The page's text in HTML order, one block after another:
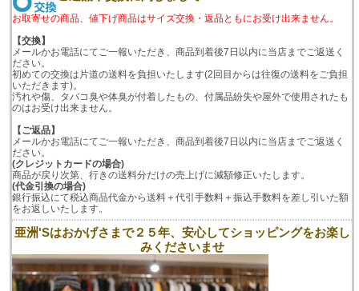
お取寄せの商品、値下げ商品はサイズ交換・返品ともにお受け出来ません。
【交換】
メールかお電話にてご一報いただき、商品到着後7日以内に当店までご返送く
ださい。
初めての交換は片道の送料を負担いたします(2回目からは往復の送料をご負担
いただきます)。
汚れや傷、タバコ臭や体臭が付着したもの、付属品紛失や屋外で使用されたも
のはお受け出来ません。
【ご返品】
メールかお電話にてご一報いただき、商品到着後7日以内に当店までご返送く
ださい。
(クレジットカードの場合)
商品が戻り次第、行きの送料分だけの売上げに減額修正いたします。
(代金引換の場合)
銀行振込にて税込商品代金から送料＋代引手数料＋振込手数料を差し引いた額
をお返しいたします。
亜洲'Sはおかげさまで２５年、安心してショッピングをお楽し
みくださいませ